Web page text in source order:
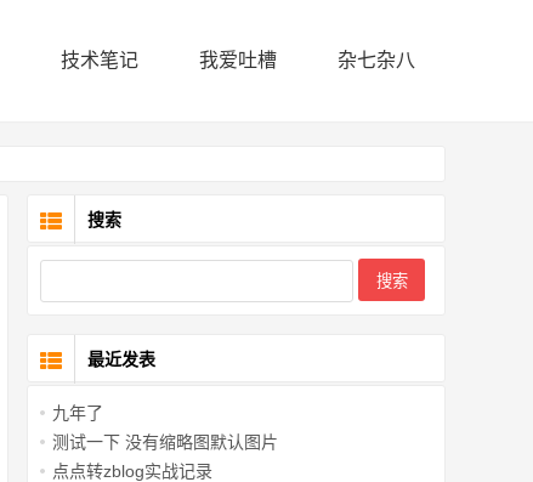
技术笔记 我爱吐槽 杂七杂八
搜索
最近发表
九年了
测试一下 没有缩略图默认图片
点点转zblog实战记录